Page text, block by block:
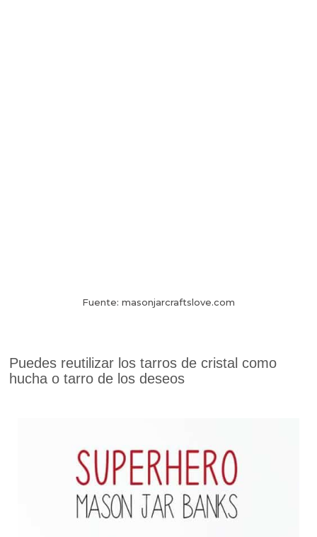
Fuente: masonjarcraftslove.com
Puedes reutilizar los tarros de cristal como
hucha o tarro de los deseos